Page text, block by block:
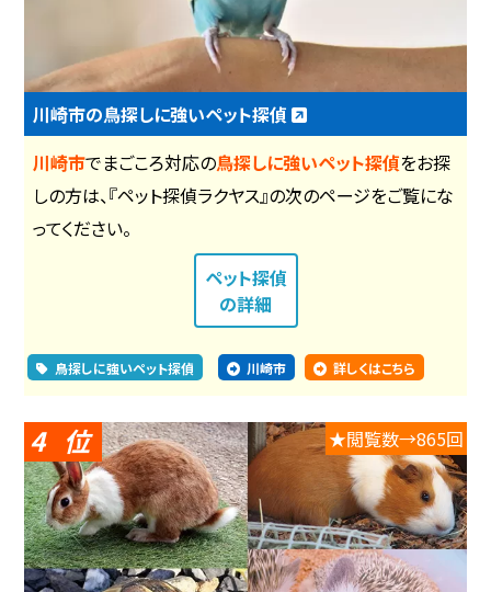
川崎市の鳥探しに強いペット探偵
川崎市でまごころ対応の鳥探しに強いペット探偵をお探
しの方は、『ペット探偵ラクヤス』の次のページをご覧にな
ってください。
ペット探偵
の詳細
鳥探しに強いペット探偵 川崎市 詳しくはこちら
4 ★閲覧数→865回